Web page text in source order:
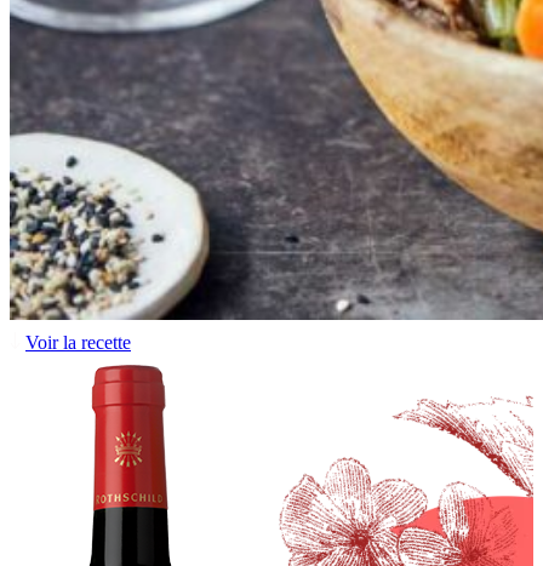
Voir la recette